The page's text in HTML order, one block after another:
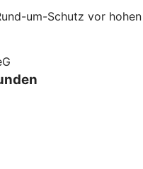
um-Schutz vor hohen